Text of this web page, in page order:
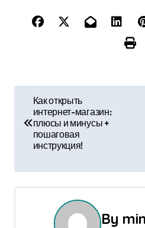
и
г
Как открыть
интернет-магазин:
плюсы и минусы +
пошаговая
инструкция!
By